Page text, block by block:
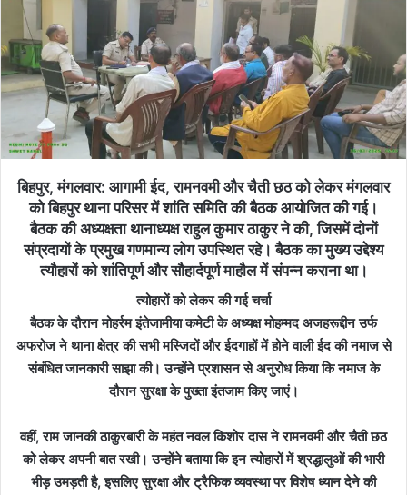
बिहपुर, मंगलवार: आगामी ईद, रामनवमी और चैती छठ को लेकर मंगलवार
को बिहपुर थाना परिसर में शांति समिति की बैठक आयोजित की गई।
बैठक की अध्यक्षता थानाध्यक्ष राहुल कुमार ठाकुर ने की, जिसमें दोनों
संप्रदायों के प्रमुख गणमान्य लोग उपस्थित रहे। बैठक का मुख्य उद्देश्य
त्यौहारों को शांतिपूर्ण और सौहार्दपूर्ण माहौल में संपन्न कराना था।
त्योहारों को लेकर की गई चर्चा
बैठक के दौरान मोहर्रम इंतेजामीया कमेटी के अध्यक्ष मोहम्मद अजहरूद्दीन उर्फ
अफरोज ने थाना क्षेत्र की सभी मस्जिदों और ईदगाहों में होने वाली ईद की नमाज से
संबंधित जानकारी साझा की। उन्होंने प्रशासन से अनुरोध किया कि नमाज के
दौरान सुरक्षा के पुख्ता इंतजाम किए जाएं।
वहीं, राम जानकी ठाकुरबारी के महंत नवल किशोर दास ने रामनवमी और चैती छठ
को लेकर अपनी बात रखी। उन्होंने बताया कि इन त्योहारों में श्रद्धालुओं की भारी
भीड़ उमड़ती है, इसलिए सुरक्षा और ट्रैफिक व्यवस्था पर विशेष ध्यान देने की